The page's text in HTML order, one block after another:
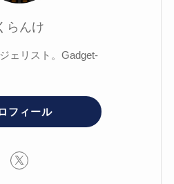
らんけ
ェリスト。Gadget-
フィール